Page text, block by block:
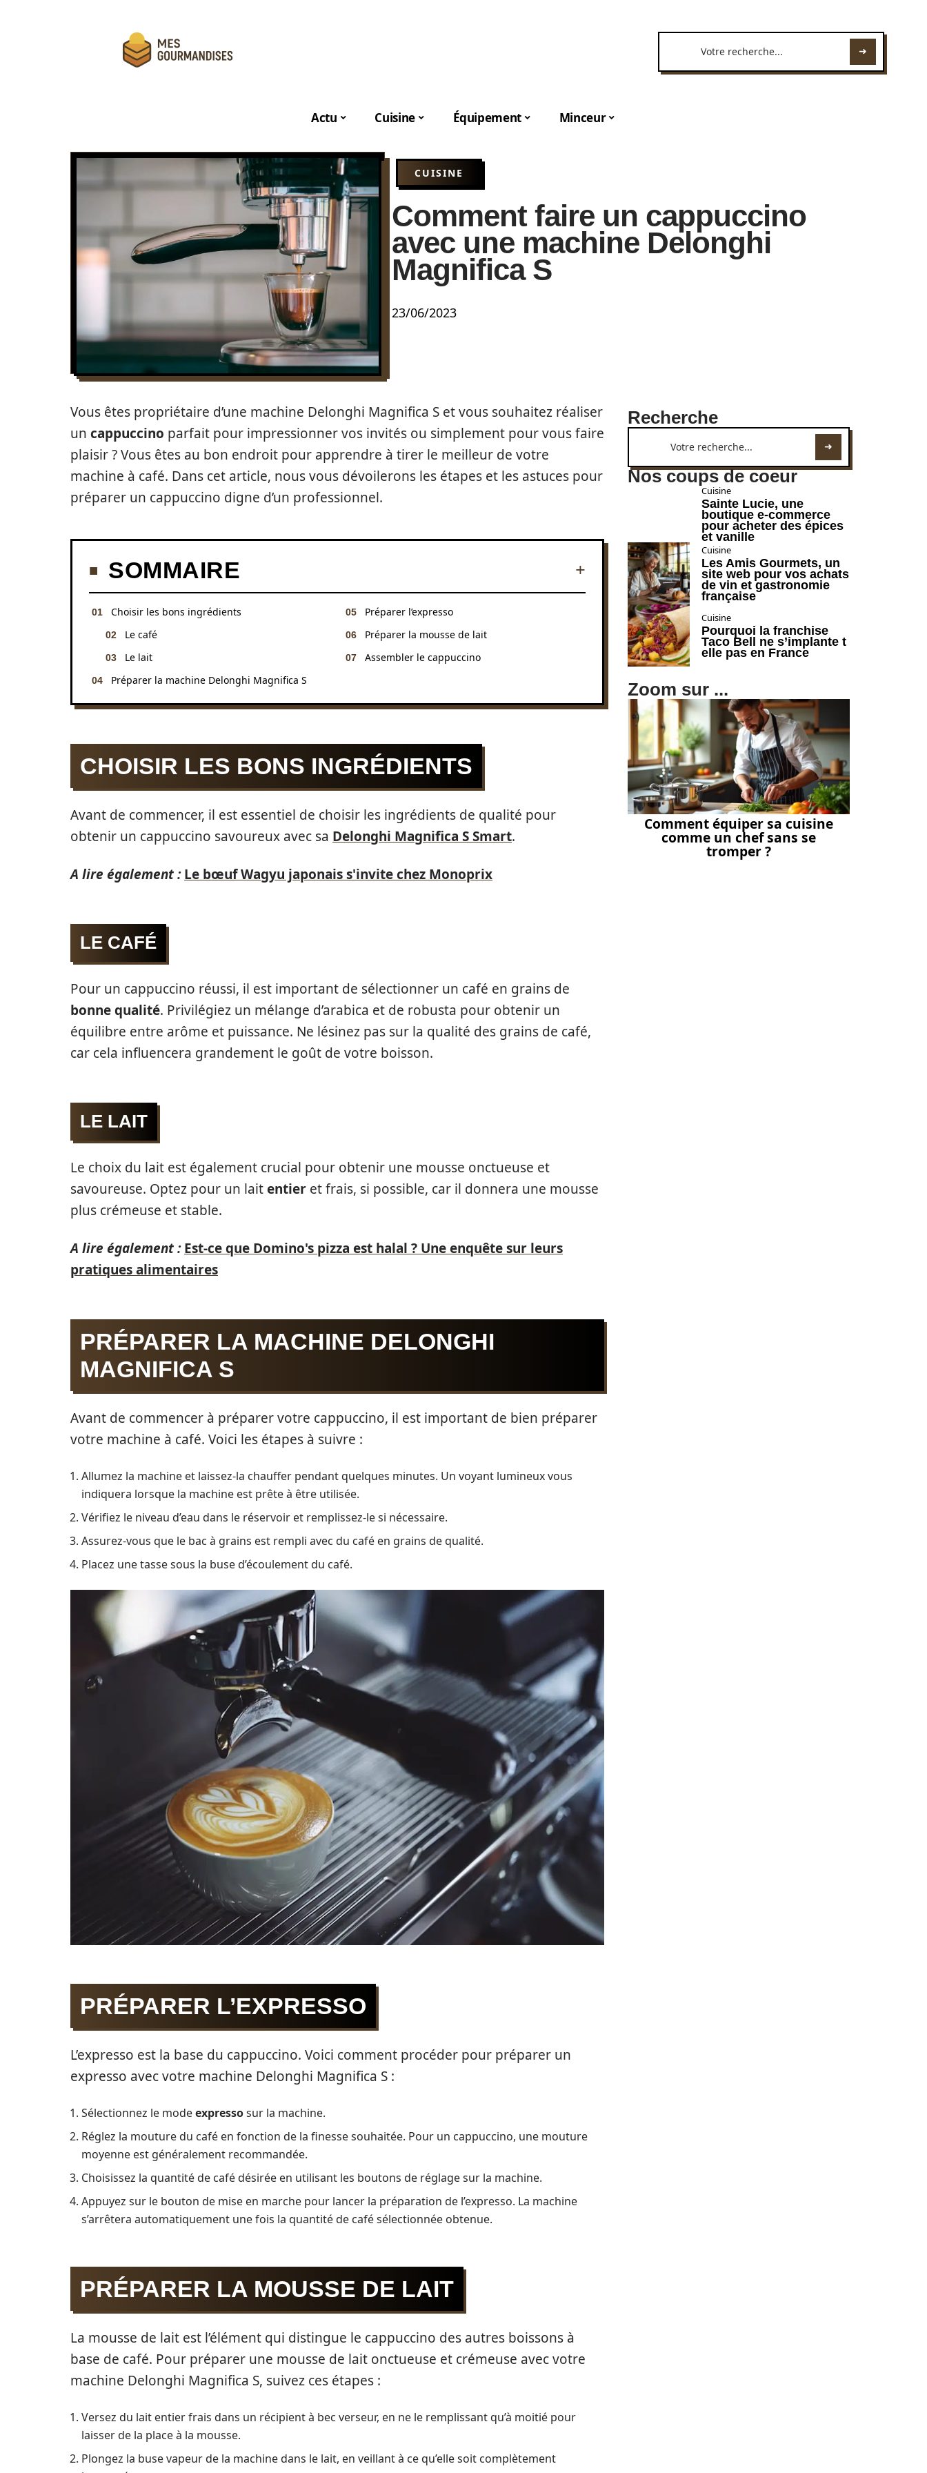
Actu Cuisine Équipement Minceur
CUISINE
Comment faire un cappuccino
avec une machine Delonghi
Magnifica S
23/06/2023
Vous êtes propriétaire d’une machine Delonghi Magnifica S et vous souhaitez réaliser
un cappuccino parfait pour impressionner vos invités ou simplement pour vous faire
plaisir ? Vous êtes au bon endroit pour apprendre à tirer le meilleur de votre
machine à café. Dans cet article, nous vous dévoilerons les étapes et les astuces pour
préparer un cappuccino digne d’un professionnel.
SOMMAIRE
Choisir les bons ingrédients
Le café
Le lait
Préparer la machine Delonghi Magnifica S
Préparer l’expresso
Préparer la mousse de lait
Assembler le cappuccino
CHOISIR LES BONS INGRÉDIENTS
Avant de commencer, il est essentiel de choisir les ingrédients de qualité pour
obtenir un cappuccino savoureux avec sa Delonghi Magnifica S Smart.
A lire également : Le bœuf Wagyu japonais s'invite chez Monoprix
LE CAFÉ
Pour un cappuccino réussi, il est important de sélectionner un café en grains de
bonne qualité. Privilégiez un mélange d’arabica et de robusta pour obtenir un
équilibre entre arôme et puissance. Ne lésinez pas sur la qualité des grains de café,
car cela influencera grandement le goût de votre boisson.
LE LAIT
Le choix du lait est également crucial pour obtenir une mousse onctueuse et
savoureuse. Optez pour un laitentier et frais, si possible, car il donnera une mousse
plus crémeuse et stable.
A lire également : Est-ce que Domino's pizza est halal ? Une enquête sur leurs
pratiques alimentaires
PRÉPARER LA MACHINE DELONGHI
MAGNIFICA S
Avant de commencer à préparer votre cappuccino, il est important de bien préparer
votre machine à café. Voici les étapes à suivre :
Allumez la machine et laissez-la chauffer pendant quelques minutes. Un voyant lumineux vous
indiquera lorsque la machine est prête à être utilisée.
Vérifiez le niveau d’eau dans le réservoir et remplissez-le si nécessaire.
Assurez-vous que le bac à grains est rempli avec du café en grains de qualité.
Placez une tasse sous la buse d’écoulement du café.
PRÉPARER L’EXPRESSO
L’expresso est la base du cappuccino. Voici comment procéder pour préparer un
expresso avec votre machine Delonghi Magnifica S :
Sélectionnez le modeexpressosur la machine.
Réglez la mouture du café en fonction de la finesse souhaitée. Pour un cappuccino, une mouture
moyenne est généralement recommandée.
Choisissez la quantité de café désirée en utilisant les boutons de réglage sur la machine.
Appuyez sur le bouton de mise en marche pour lancer la préparation de l’expresso. La machine
s’arrêtera automatiquement une fois la quantité de café sélectionnée obtenue.
PRÉPARER LA MOUSSE DE LAIT
La mousse de lait est l’élément qui distingue le cappuccino des autres boissons à
base de café. Pour préparer une mousse de lait onctueuse et crémeuse avec votre
machine Delonghi Magnifica S, suivez ces étapes :
Versez du lait entier frais dans un récipient à bec verseur, en ne le remplissant qu’à moitié pour
laisser de la place à la mousse.
Plongez la buse vapeur de la machine dans le lait, en veillant à ce qu’elle soit complètement
Recherche
Nos coups de coeur
Cuisine
Sainte Lucie, une
boutique e-commerce
pour acheter des épices
et vanille
Cuisine
Les Amis Gourmets, un
site web pour vos achats
de vin et gastronomie
française
Cuisine
Pourquoi la franchise
Taco Bell ne s’implante t
elle pas en France
Zoom sur ...
Comment équiper sa cuisine
comme un chef sans se
tromper ?